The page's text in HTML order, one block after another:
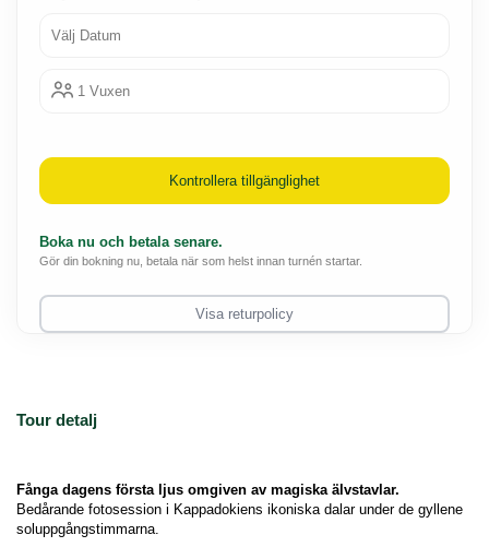
Tour detalj
Fånga dagens första ljus omgiven av magiska älvstavlar.
Bedårande fotosession i Kappadokiens ikoniska dalar under de gyllene
soluppgångstimmarna.
Välj Datum
1 Vuxen
Kontrollera tillgänglighet
Boka nu och betala senare.
Gör din bokning nu, betala när som helst innan turnén startar.
Visa returpolicy